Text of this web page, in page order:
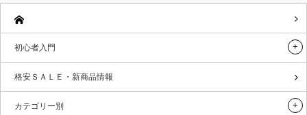
初心者入門
格安ＳＡＬＥ・新商品情報
カテゴリー別